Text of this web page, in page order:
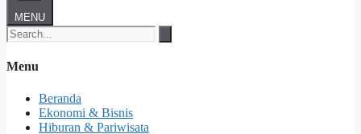
MENU
Menu
Beranda
Ekonomi & Bisnis
Hiburan & Pariwisata